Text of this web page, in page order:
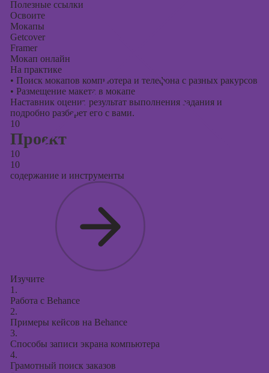
Полезные ссылки
Освоите
Мокапы
Getcover
Framer
Мокап онлайн
На практике
• Поиск мокапов компьютера и телефона с разных ракурсов
• Размещение макета в мокапе
Наставник оценит результат выполнения задания и
подробно разберет его с вами.
10
Проект
10
10
содержание и инструменты
Изучите
1.
Работа с Behance
2.
Примеры кейсов на Behance
3.
Способы записи экрана компьютера
4.
Грамотный поиск заказов